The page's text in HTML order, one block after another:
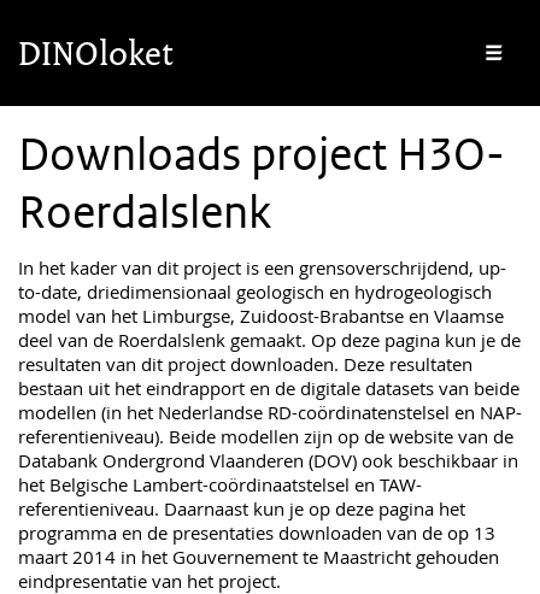
DINOloket
Downloads project H3O-
Roerdalslenk
In het kader van dit project is een grensoverschrijdend, up-
to-date, driedimensionaal geologisch en hydrogeologisch
model van het Limburgse, Zuidoost-Brabantse en Vlaamse
deel van de Roerdalslenk gemaakt. Op deze pagina kun je de
resultaten van dit project downloaden. Deze resultaten
bestaan uit het eindrapport en de digitale datasets van beide
modellen (in het Nederlandse RD-coördinatenstelsel en NAP-
referentieniveau). Beide modellen zijn op de website van de
Databank Ondergrond Vlaanderen (DOV) ook beschikbaar in
het Belgische Lambert-coördinaatstelsel en TAW-
referentieniveau. Daarnaast kun je op deze pagina het
programma en de presentaties downloaden van de op 13
maart 2014 in het Gouvernement te Maastricht gehouden
eindpresentatie van het project.